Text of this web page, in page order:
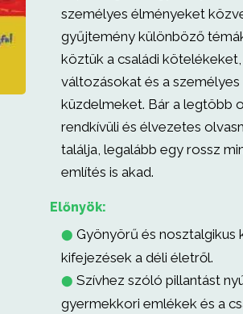
személyes élményeket
gyűjtemény különböző
köztük a családi kötelékeket,
változásokat és a személyes
küzdelmeket. Bár a legtöbb
rendkívüli és élvezetes
találja, legalább egy rossz
említés is akad.
Előnyök:
⬤ Gyönyörű és nosztalgikus
kifejezések a déli életről.
⬤ Szívhez szóló pillantást
gyermekkori emlékek és a